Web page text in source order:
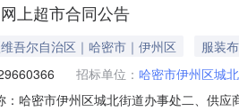
上超市合同公告
吾尔自治区｜哈密市｜伊州区
服装
招标单位： 哈密市伊州区城
：哈密市伊州区城北街道办事处二、供